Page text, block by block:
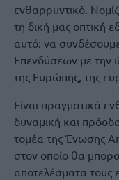
ενθαρρυντικό.
τη δική μας οπτική
αυτό: να
Επενδύσεων με την
της Ευρώπης, της
Είναι πραγματικά
δυναμική και
τομέα της Ένωσης
στον οποίο θα
αποτελέσματα τους